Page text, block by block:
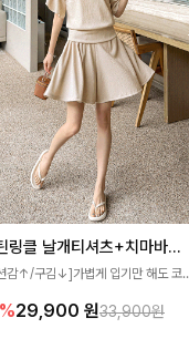
헨틴링클 날개티셔츠+치마바지SET
감↑/구김↓]가볍게 입기만 해도 코
지는 프릴 날개 소매가 우아한 포인트
29,900 원33,900원